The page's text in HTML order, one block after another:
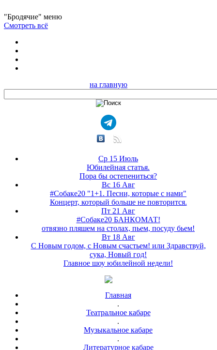
"Бродячие" меню
Смотреть всё
на главную
Ср 15 Июль
Юбилейная статья.
Пора бы остепениться?
Вс 16 Авг
#Собаке20 "1+1. Песни, которые с нами"
Концерт, который больше не повторится.
Пт 21 Авг
#Собаке20 БАНКОМАТ!
отвязно пляшем на столах, пьем, посуду бьем!
Вт 18 Авг
С Новым годом, с Новым счастьем! или Здравствуй,
сука, Новый год!
Главное шоу юбилейной недели!
Главная
.
Театральное кабаре
.
Музыкальное кабаре
.
Литературное кабаре